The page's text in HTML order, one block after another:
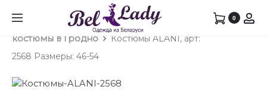
0
Главная Брючный костюм
Брючные
костюмы в Гродно
Костюмы ALANI, арт:
2568 Размеры: 46-54